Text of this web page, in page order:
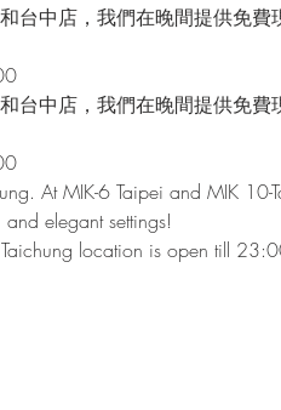
台中店，我們在晚間提供免費
台中店，我們在晚間提供免費
At MIK-6 Taipei and MIK 10-
elegant settings!
location is open till